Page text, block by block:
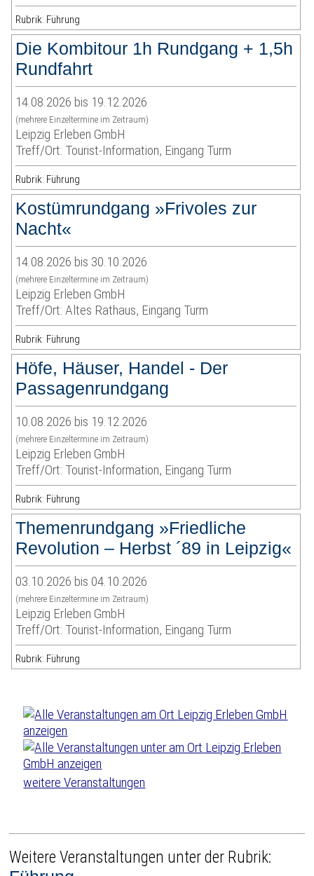
Rubrik: Führung
Die Kombitour 1h Rundgang + 1,5h
Rundfahrt
14.08.2026 bis 19.12.2026
(mehrere Einzeltermine im Zeitraum)
Leipzig Erleben GmbH
Treff/Ort: Tourist-Information, Eingang Turm
Rubrik: Führung
Kostümrundgang »Frivoles zur
Nacht«
14.08.2026 bis 30.10.2026
(mehrere Einzeltermine im Zeitraum)
Leipzig Erleben GmbH
Treff/Ort: Altes Rathaus, Eingang Turm
Rubrik: Führung
Höfe, Häuser, Handel - Der
Passagenrundgang
10.08.2026 bis 19.12.2026
(mehrere Einzeltermine im Zeitraum)
Leipzig Erleben GmbH
Treff/Ort: Tourist-Information, Eingang Turm
Rubrik: Führung
Themenrundgang »Friedliche
Revolution – Herbst ´89 in Leipzig«
03.10.2026 bis 04.10.2026
(mehrere Einzeltermine im Zeitraum)
Leipzig Erleben GmbH
Treff/Ort: Tourist-Information, Eingang Turm
Rubrik: Führung
weitere Veranstaltungen
Weitere Veranstaltungen unter der Rubrik: